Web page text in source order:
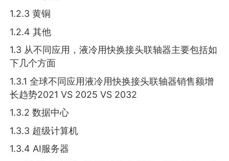
1.2.3 黄铜
1.2.4 其他
1.3 从不同应用，液冷用快换接头联轴器主要包括如
下几个方面
1.3.1 全球不同应用液冷用快换接头联轴器销售额增
长趋势2021 VS 2025 VS 2032
1.3.2 数据中心
1.3.3 超级计算机
1.3.4 AI服务器